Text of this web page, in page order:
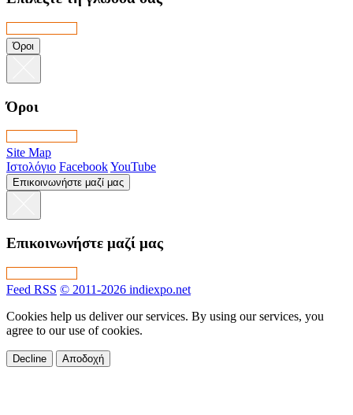
Όροι
Όροι
Site Map
Ιστολόγιο FacebookYouTube
Επικοινωνήστε μαζί μας
Επικοινωνήστε μαζί μας
Feed RSS © 2011-2026 indiexpo.net
Cookies help us deliver our services. By using our services, you
agree to our use of cookies.
Decline Αποδοχή